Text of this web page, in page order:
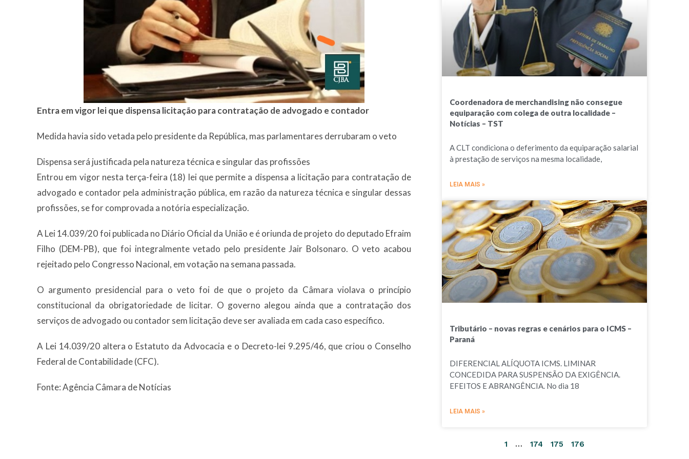
Entra em vigor lei que dispensa licitação para contratação de advogado e contador
Medida havia sido vetada pelo presidente da República, mas parlamentares derrubaram o veto
Dispensa será justificada pela natureza técnica e singular das profissões
Entrou em vigor nesta terça-feira (18) lei que permite a dispensa a licitação para contratação de
advogado e contador pela administração pública, em razão da natureza técnica e singular dessas
profissões, se for comprovada a notória especialização.
A Lei 14.039/20 foi publicada no Diário Oficial da União e é oriunda de projeto do deputado Efraim
Filho (DEM-PB), que foi integralmente vetado pelo presidente Jair Bolsonaro. O veto acabou
rejeitado pelo Congresso Nacional, em votação na semana passada.
O argumento presidencial para o veto foi de que o projeto da Câmara violava o princípio
constitucional da obrigatoriedade de licitar. O governo alegou ainda que a contratação dos
serviços de advogado ou contador sem licitação deve ser avaliada em cada caso específico.
A Lei 14.039/20 altera o Estatuto da Advocacia e o Decreto-lei 9.295/46, que criou o Conselho
Federal de Contabilidade (CFC).
Fonte: Agência Câmara de Notícias
Coordenadora de merchandising não consegue
equiparação com colega de outra localidade –
Notícias – TST
A CLT condiciona o deferimento da equiparação salarial
à prestação de serviços na mesma localidade,
LEIA MAIS »
Tributário – novas regras e cenários para o ICMS –
Paraná
DIFERENCIAL ALÍQUOTA ICMS. LIMINAR
CONCEDIDA PARA SUSPENSÃO DA EXIGÊNCIA.
EFEITOS E ABRANGÊNCIA. No dia 18
LEIA MAIS »
1 … 174 175 176